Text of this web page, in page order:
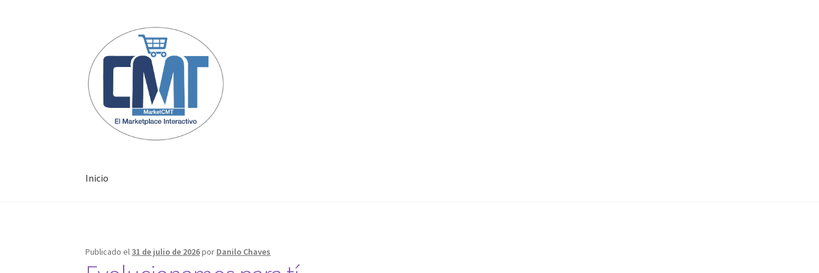
Inicio
Publicado el 31 de julio de 2026por Danilo Chaves